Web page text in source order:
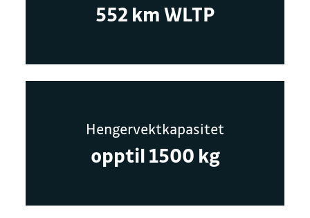
552 km WLTP
Hengervektkapasitet
opptil 1500 kg